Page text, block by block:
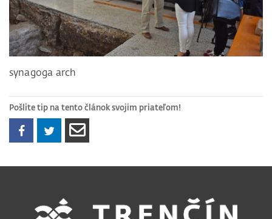
synagoga arch
Pošlite tip na tento článok svojim priateľom!